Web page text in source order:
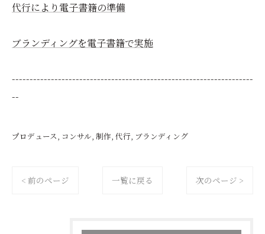
代行により電子書籍の準備
ブランディングを電子書籍で実施
--------------------------------------------------------------------
--
プロデュース コンサル 制作 代行 ブランディング
< 前のページ 一覧に戻る 次のページ >